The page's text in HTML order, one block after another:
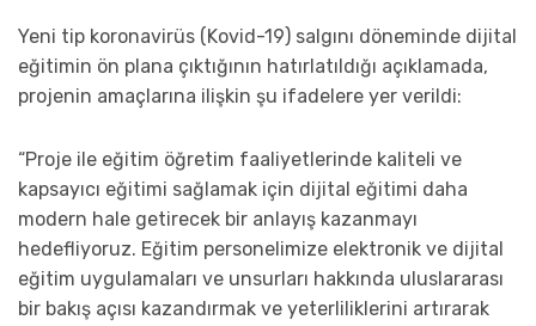
Yeni tip koronavirüs (Kovid-19) salgını döneminde dijital
eğitimin ön plana çıktığının hatırlatıldığı açıklamada,
projenin amaçlarına ilişkin şu ifadelere yer verildi:
“Proje ile eğitim öğretim faaliyetlerinde kaliteli ve
kapsayıcı eğitimi sağlamak için dijital eğitimi daha
modern hale getirecek bir anlayış kazanmayı
hedefliyoruz. Eğitim personelimize elektronik ve dijital
eğitim uygulamaları ve unsurları hakkında uluslararası
bir bakış açısı kazandırmak ve yeterliliklerini artırarak